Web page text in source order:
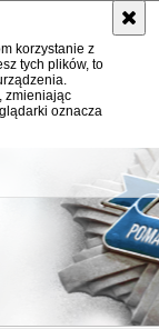
korzystanie z
tych plików, to
zmieniając
oznacza